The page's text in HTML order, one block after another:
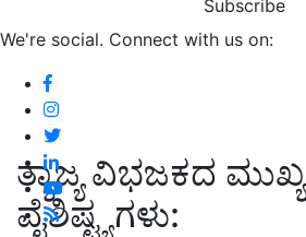
Subscribe
We're social. Connect with us on:
ತ್ಯಾಜ್ಯ ವಿಭಜಕದ ಮುಖ್ಯ
ವೈಶಿಷ್ಟ್ಯಗಳು: